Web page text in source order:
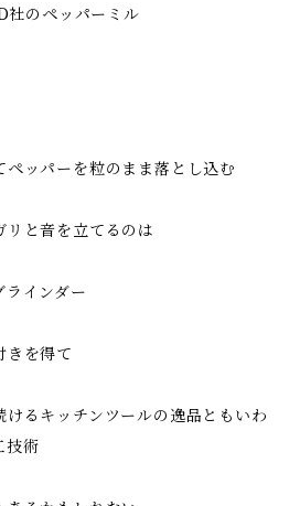
社のペッパーミル
ッパーを粒のまま落とし込む
と音を立てるのは
ラインダー
きを得て
るキッチンツールの逸品ともいわ
技術